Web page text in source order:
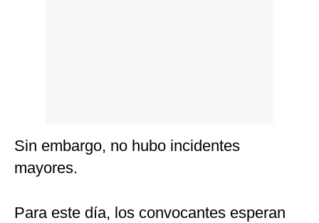
Sin embargo, no hubo incidentes
mayores.
Para este día, los convocantes esperan